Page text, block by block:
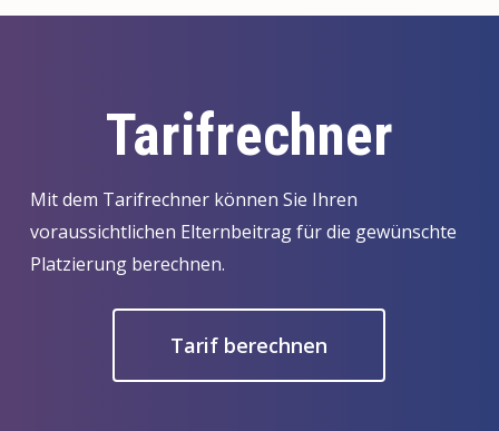
Tarifrechner
Mit dem Tarifrechner können Sie Ihren
voraussichtlichen Elternbeitrag für die gewünschte
Platzierung berechnen.
Tarif berechnen